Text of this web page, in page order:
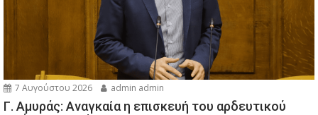
7 Αυγούστου 2026 admin admin
Γ. Αμυράς: Αναγκαία η επισκευή του αρδευτικού